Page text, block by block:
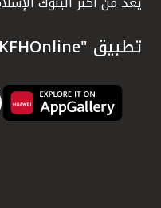
تطبيق "KFHOnline" للهواتف الذكية